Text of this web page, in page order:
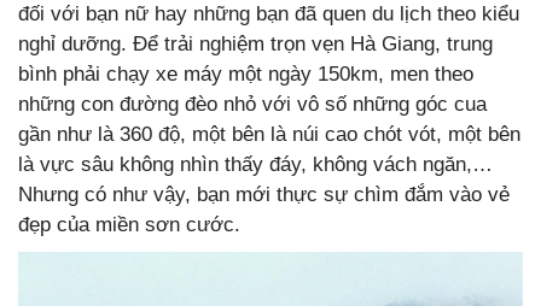
đối với bạn nữ hay những bạn đã quen du lịch theo kiểu
nghỉ dưỡng. Để trải nghiệm trọn vẹn Hà Giang, trung
bình phải chạy xe máy một ngày 150km, men theo
những con đường đèo nhỏ với vô số những góc cua
gần như là 360 độ, một bên là núi cao chót vót, một bên
là vực sâu không nhìn thấy đáy, không vách ngăn,…
Nhưng có như vậy, bạn mới thực sự chìm đắm vào vẻ
đẹp của miền sơn cước.